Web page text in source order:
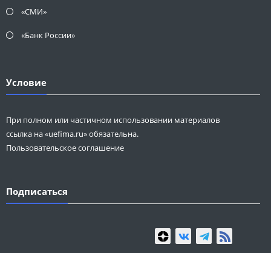
«СМИ»
«Банк России»
Условие
При полном или частичном использовании материалов
ссылка на «uefima.ru» обязательна.
Пользовательское соглашение
Подписаться